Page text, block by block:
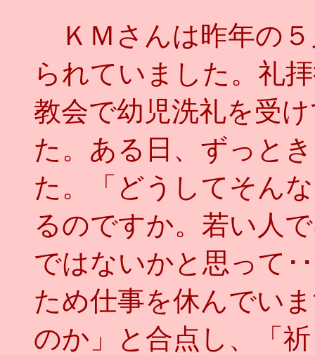
ＫＭさんは昨年の
られていました。礼
教会で幼児洗礼を受
た。ある日、ずっと
た。「どうしてそん
るのですか。若い人
ではないかと思って･
ため仕事を休んでい
のか」と合点し、「